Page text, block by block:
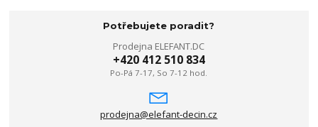
Potřebujete poradit?
Prodejna ELEFANT.DC
+420 412 510 834
Po-Pá 7-17, So 7-12 hod.
prodejna@elefant-decin.cz